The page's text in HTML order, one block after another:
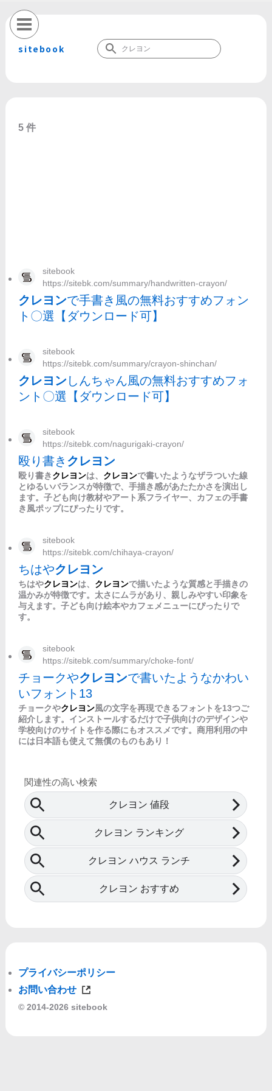
sitebook
5 件
sitebook
https://sitebk.com/summary/handwritten-crayon/
クレヨンで手書き風の無料おすすめフォン
ト〇選【ダウンロード可】
sitebook
https://sitebk.com/summary/crayon-shinchan/
クレヨン しんちゃん風の無料おすすめフォ
ント〇選【ダウンロード可】
sitebook
https://sitebk.com/nagurigaki-crayon/
殴り書き クレヨン
殴り書きクレヨンは、 クレヨンで書いたようなザラついた線
とゆるいバランスが特徴で、手描き感があたたかさを演出し
ます。子ども向け教材やアート系フライヤー、カフェの手書
き風ポップにぴったりです。
sitebook
https://sitebk.com/chihaya-crayon/
ちはやクレヨン
ちはやクレヨンは、 クレヨンで描いたような質感と手描きの
温かみが特徴です。太さにムラがあり、親しみやすい印象を
与えます。子ども向け絵本やカフェメニューにぴったりで
す。
sitebook
https://sitebk.com/summary/choke-font/
チョークやクレヨンで書いたようなかわい
いフォント13
チョークやクレヨン風の文字を再現できるフォントを13つご
紹介します。インストールするだけで子供向けのデザインや
学校向けのサイトを作る際にもオススメです。商用利用の中
には日本語も使えて無償のものもあり！
プライバシーポリシー
お問い合わせ
© 2014-2026 sitebook